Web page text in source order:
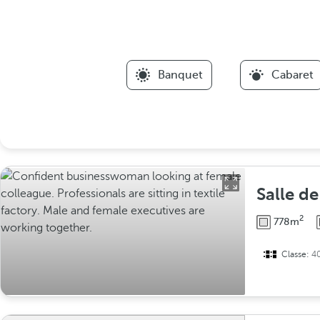
Banquet Cabaret
Salle
778m2
Classe: